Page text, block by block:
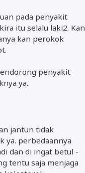
pada penyakit
itu selalu laki2. Kan
kan perokok
penyakit
ya.
jantun tidak
ya. perbedaannya
dan di ingat betul -
tentu saja menjaga